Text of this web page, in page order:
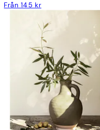
Från 145 kr